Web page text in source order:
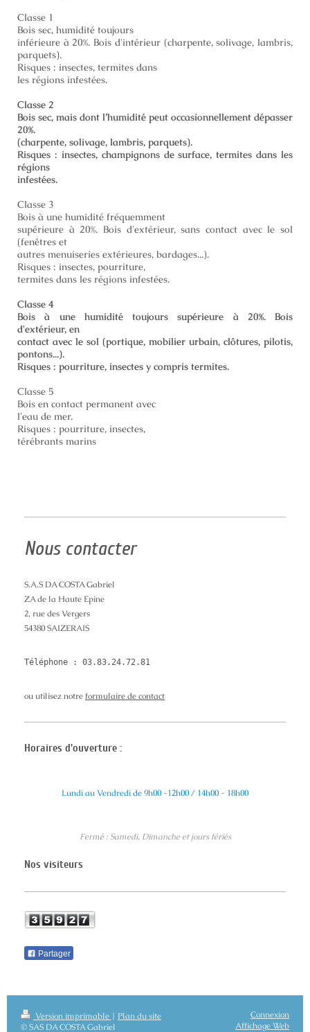
Classe 1
Bois sec, humidité toujours
inférieure à 20%. Bois d'intérieur (charpente, solivage, lambris,
parquets).
Risques : insectes, termites dans
les régions infestées.
Classe 2
Bois sec, mais dont l’humidité peut occasionnellement dépasser
20%.
(charpente, solivage, lambris, parquets).
Risques : insectes, champignons de surface, termites dans les
régions
infestées.
Classe 3
Bois à une humidité fréquemment
supérieure à 20%. Bois d'extérieur, sans contact avec le sol
(fenêtres et
autres menuiseries extérieures, bardages...).
Risques : insectes, pourriture,
termites dans les régions infestées.
Classe 4
Bois à une humidité toujours supérieure à 20%. Bois
d'extérieur, en
contact avec le sol (portique, mobilier urbain, clôtures, pilotis,
pontons...).
Risques : pourriture, insectes y compris termites.
Classe 5
Bois en contact permanent avec
l'eau de mer.
Risques : pourriture, insectes,
térébrants marins
Nous contacter
S.A.S DA COSTA Gabriel
ZA de la Haute Epine
2, rue des Vergers
54380 SAIZERAIS
ou utilisez notre formulaire de contact
Horaires d'ouverture :
Lundi au Vendredi de 9h00 -12h00 / 14h00 - 18h00
Fermé : Samedi, Dimanche et jours fériés
Nos visiteurs
Partager
Version imprimable | Plan du site
© SAS DA COSTA Gabriel
Connexion
Affichage Web